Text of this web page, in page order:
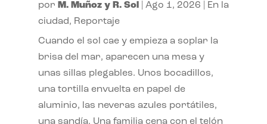
por M. Muñoz y R. Sol| Ago 1, 2026
En la
ciudad, Reportaje
Cuando el sol cae y empieza a soplar la
brisa del mar, aparecen una mesa y
unas sillas plegables. Unos bocadillos,
una tortilla envuelta en papel de
aluminio, las neveras azules portátiles,
una sandía. Una familia cena con el telón